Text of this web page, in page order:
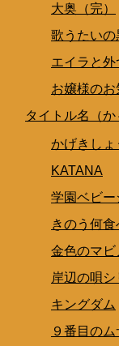
大奥（完）
歌うたいの
エイラと外
お嬢様のお
タイトル名（
かげきしょ
KATANA
学園ベビ
きのう何食
金色のマビ
岸辺の唄
キングダム
９番目の